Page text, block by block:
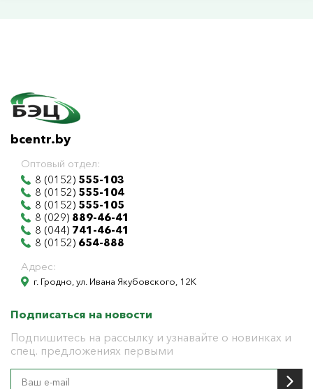
bcentr.by
Оптовый отдел:
8 (0152) 555-103
8 (0152) 555-104
8 (0152) 555-105
8 (029) 889-46-41
8 (044) 741-46-41
8 (0152) 654-888
Адрес:
г. Гродно, ул. Ивана Якубовского, 12К
Подписаться на новости
Подпишитесь на рассылку и узнавайте о новинках и
спец. предложениях первыми